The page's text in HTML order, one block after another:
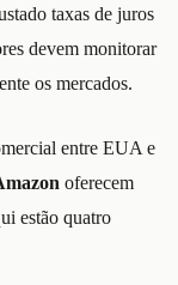
taxas de juros
devem monitorar
os mercados.
entre EUA e
oferecem
estão quatro